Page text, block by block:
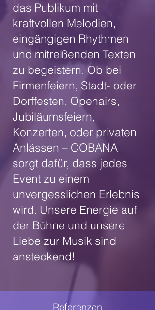
das Publikum mit
kraftvollen Melodien,
eingängigen Rhythmen
und mitreißenden Texten
zu begeistern. Ob bei
Firmenfeiern, Stadt- oder
Dorffesten, Openairs,
Jubiläumsfeiern,
Konzerten, oder privaten
Anlässen – COBANA
sorgt dafür, dass jedes
Event zu einem
unvergesslichen Erlebnis
wird. Unsere Energie auf
der Bühne und unsere
Liebe zur Musik sind
ansteckend!
Referenzen